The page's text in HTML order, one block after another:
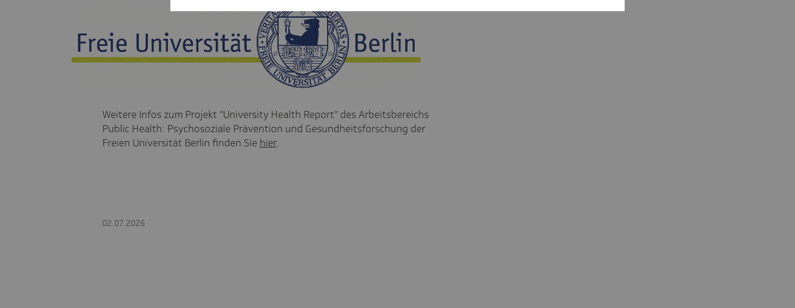
Weitere Infos zum Projekt "University Health Report" des Arbeitsbereichs
Public Health: Psychosoziale Prävention und Gesundheitsforschung der
Freien Universität Berlin finden Sie hier.
02.07.2026